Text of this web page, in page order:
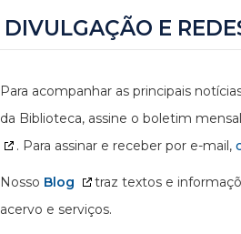
DIVULGAÇÃO E
Para acompanhar as principais
da Biblioteca, assine o boletim mensal
. Para assinar e receber por e-mail,
Nosso Blog
traz textos e
acervo e serviços.